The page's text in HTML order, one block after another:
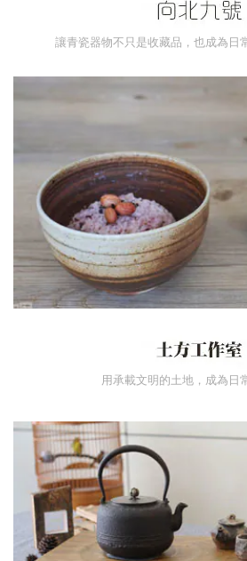
讓青瓷器物不只是收藏品，也成為日
用承載文明的土地，成為日